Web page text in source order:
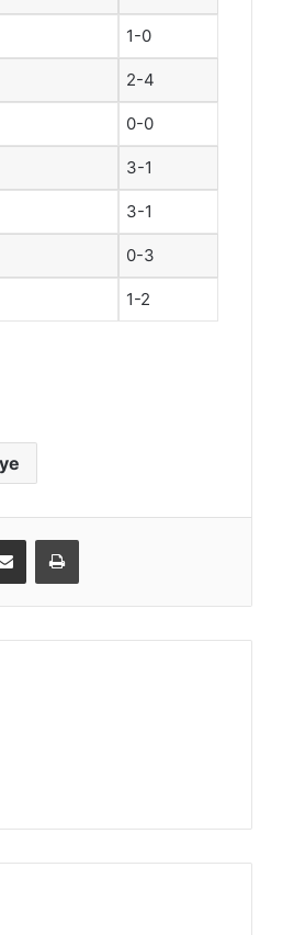
1-0
2-4
0-0
3-1
3-1
0-3
1-2
E-Posta ile paylaş Yazdır